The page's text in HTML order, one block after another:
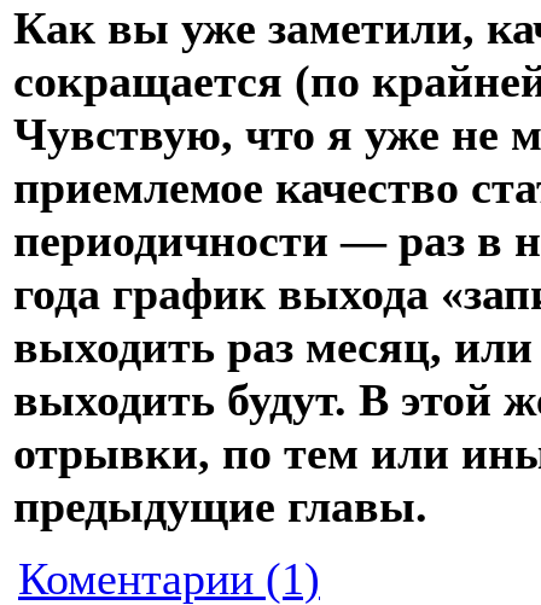
Как вы уже заметили,
сокращается (по
Чувствую, что я уже не
приемлемое качество
периодичности — раз в
года график выхода
выходить раз месяц,
выходить будут. В этой
отрывки, по тем или
предыдущие главы.
Коментарии (1)